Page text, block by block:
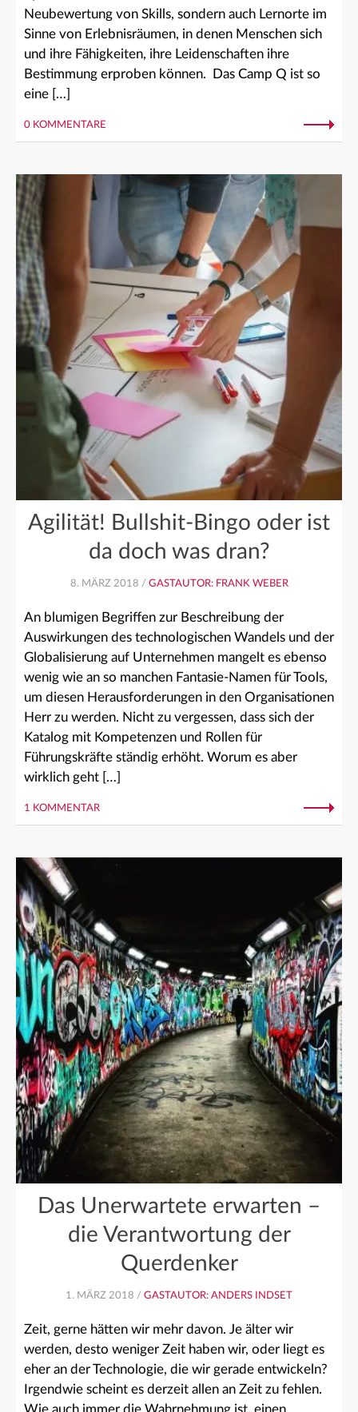
Neubewertung von Skills, sondern auch Lernorte im
Sinne von Erlebnisräumen, in denen Menschen sich
und ihre Fähigkeiten, ihre Leidenschaften ihre
Bestimmung erproben können. Das Camp Q ist so
eine […]
0 KOMMENTARE
Agilität! Bullshit-Bingo oder ist
da doch was dran?
8. MÄRZ 2018 / GASTAUTOR: FRANK WEBER
An blumigen Begriffen zur Beschreibung der
Auswirkungen des technologischen Wandels und der
Globalisierung auf Unternehmen mangelt es ebenso
wenig wie an so manchen Fantasie-Namen für Tools,
um diesen Herausforderungen in den Organisationen
Herr zu werden. Nicht zu vergessen, dass sich der
Katalog mit Kompetenzen und Rollen für
Führungskräfte ständig erhöht. Worum es aber
wirklich geht […]
1 KOMMENTAR
Das Unerwartete erwarten –
die Verantwortung der
Querdenker
1. MÄRZ 2018 / GASTAUTOR: ANDERS INDSET
Zeit, gerne hätten wir mehr davon. Je älter wir
werden, desto weniger Zeit haben wir, oder liegt es
eher an der Technologie, die wir gerade entwickeln?
Irgendwie scheint es derzeit allen an Zeit zu fehlen.
Wie auch immer die Wahrnehmung ist, einen